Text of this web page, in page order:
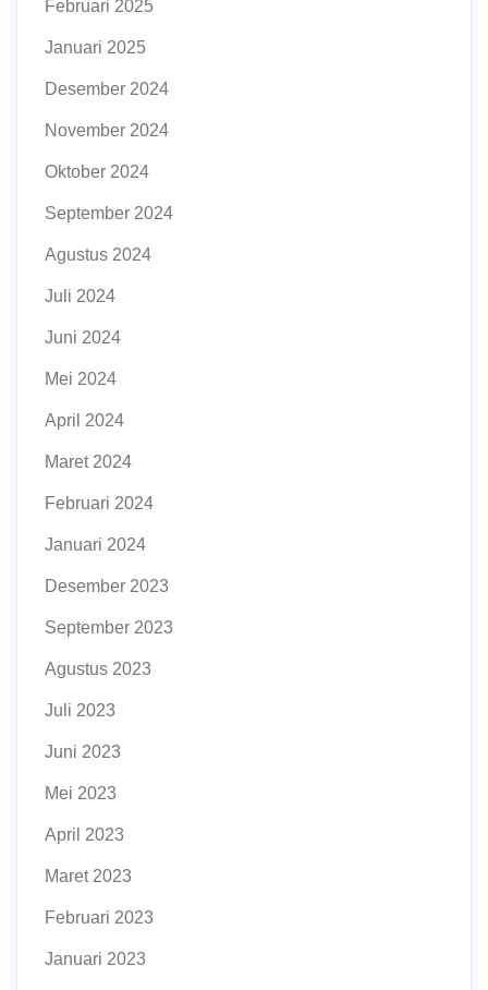
Februari 2025
Januari 2025
Desember 2024
November 2024
Oktober 2024
September 2024
Agustus 2024
Juli 2024
Juni 2024
Mei 2024
April 2024
Maret 2024
Februari 2024
Januari 2024
Desember 2023
September 2023
Agustus 2023
Juli 2023
Juni 2023
Mei 2023
April 2023
Maret 2023
Februari 2023
Januari 2023